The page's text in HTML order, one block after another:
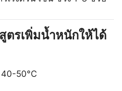
ตรเพิ่มน้ำหนักให้ได้
50°C